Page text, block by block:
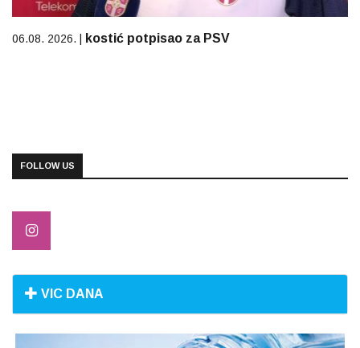
06.08. 2026. | kostić potpisao za PSV
FOLLOW US
VIC DANA